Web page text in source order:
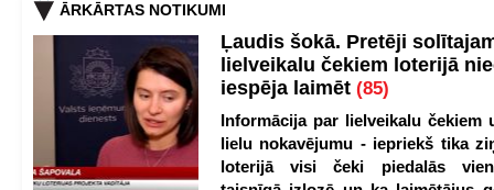
ĀRKĀRTAS NOTIKUMI
Ļaudis šokā. Pretēji
lielveikalu čekiem loterijā
iespēja laimēt (85)
Informācija par lielveikalu čekiem
lielu nokavējumu - iepriekš tika
loterijā visi čeki piedalās